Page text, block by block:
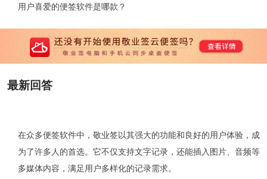
用户喜爱的便签软件是哪款？
最新回答
在众多便签软件中，敬业签以其强大的功能和良好的用户体验，成
为了许多人的首选。它不仅支持文字记录，还能插入图片、音频等
多媒体内容，满足用户多样化的记录需求。